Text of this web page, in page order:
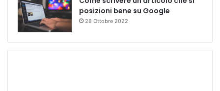
posizioni bene su Google
28 Ottobre 2022